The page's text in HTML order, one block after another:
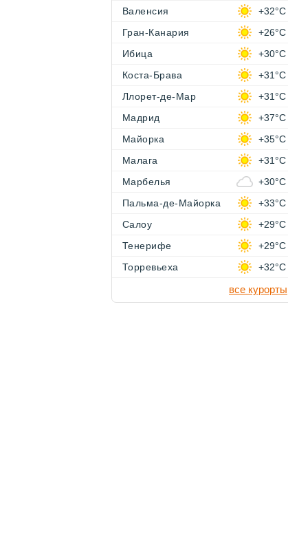
Валенсия
+32°C
Гран-Канария
+26°C
Ибица
+30°C
Коста-Брава
+31°C
Ллорет-де-Мар
+31°C
Мадрид
+37°C
Майорка
+35°C
Малага
+31°C
Марбелья
+30°C
Пальма-де-Майорка
+33°C
Салоу
+29°C
Тенерифе
+29°C
Торревьеха
+32°C
все курорты